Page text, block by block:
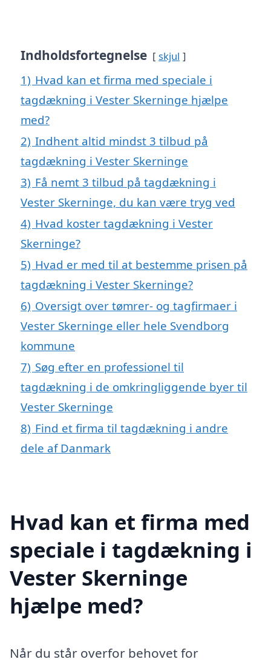
Indholdsfortegnelse skjul
1) Hvad kan et firma med speciale i
tagdækning i Vester Skerninge hjælpe
med?
2) Indhent altid mindst 3 tilbud på
tagdækning i Vester Skerninge
3) Få nemt 3 tilbud på tagdækning i
Vester Skerninge, du kan være tryg ved
4) Hvad koster tagdækning i Vester
Skerninge?
5) Hvad er med til at bestemme prisen på
tagdækning i Vester Skerninge?
6) Oversigt over tømrer- og tagfirmaer i
Vester Skerninge eller hele Svendborg
kommune
7) Søg efter en professionel til
tagdækning i de omkringliggende byer til
Vester Skerninge
8) Find et firma til tagdækning i andre
dele af Danmark
Hvad kan et firma med
speciale i tagdækning i
Vester Skerninge
hjælpe med?
Når du står overfor behovet for